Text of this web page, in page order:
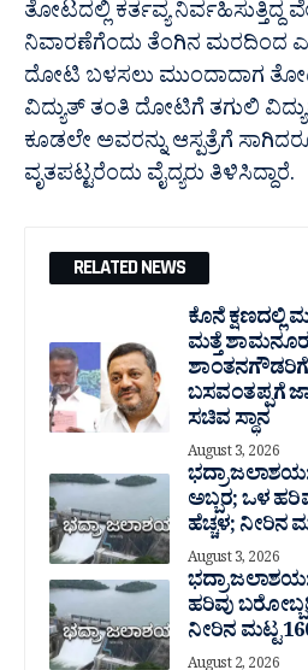
ತೋಟದಲ್ಲಿ ಕರ್ತವ್ಯ ನಿರ್ವಹಿಸುತ್ತಿದ್ದ
ನಿವಾರಣೆಗೆಂದು ತೆಂಗಿನ ಮರದಿಂದ
ದೋಟಿ ಬಳಸಲು ಮುಂದಾದಾಗ
ವಿದ್ಯುತ್‌ ತಂತಿ ದೋಟಿಗೆ ತಗುಲಿ
ಕೂಡಲೇ ಅವರನ್ನು ಆಸ್ಪತ್ರೆಗೆ
ವೃತಪಟ್ಟರೆಂದು ವೈದ್ಯರು ತಿಳಿಸಿದ್ದಾರೆ.
RELATED NEWS
ಕೊನೆ ಕ್ಷಣದಲ್ಲಿ
ಮತ್ತೆ
ಶಾಂತನಗೌಡರಿಗೆ
ಬಸವಂತಪ್ಪಗೆ
ಸಚಿವ ಸ್ಥಾನ
August 3, 2026
ಭದ್ರಾ
ಅಬ್ಬರ; ಒಳ
ಹೆಚ್ಚಳ; ನೀರಿನ
August 3, 2026
ಭದ್ರಾ
ಹರಿವು
ನೀರಿನ ಮಟ್ಟ